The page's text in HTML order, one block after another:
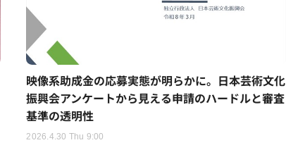
映像系助成金の応募実態が明らかに。日本芸術文化
振興会アンケートから見える申請のハードルと審査
基準の透明性
2026.4.30 Thu 9:00